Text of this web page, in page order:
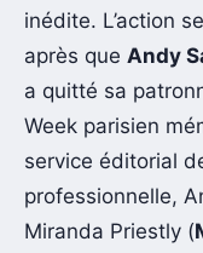
inédite. L’action
après que Andy
a quitté sa
Week parisien
service éditorial
professionnelle,
Miranda Priestly (